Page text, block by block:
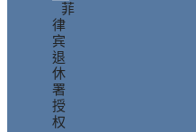
菲
律
宾
退
休
署
授
权